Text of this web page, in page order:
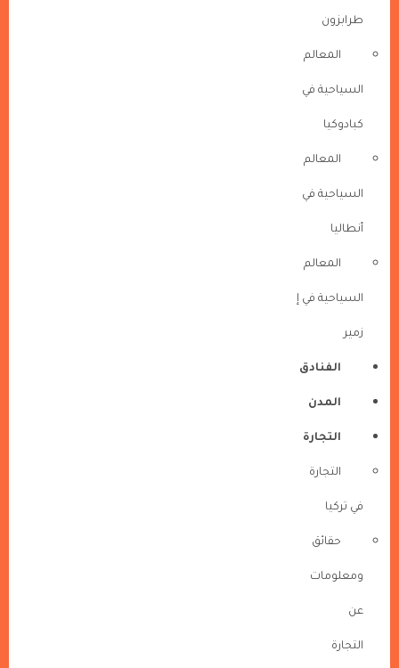
طرابزون
المعالم
السياحية في
كبادوكيا
المعالم
السياحية في
أنطاليا
المعالم
السياحية في إ
زمير
الفنادق
المدن
التجارة
التجارة
في تركيا
حقائق
ومعلومات
عن
التجارة